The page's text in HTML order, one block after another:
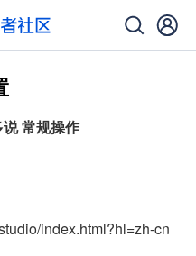
常规操作
index.html?hl=zh-cn